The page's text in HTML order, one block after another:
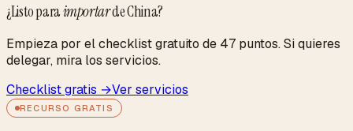
¿Listo paraimportarde China?
Empieza por el checklist gratuito de 47 puntos. Si quieres
delegar, mira los servicios.
Checklist gratis →Ver servicios
RECURSO GRATIS